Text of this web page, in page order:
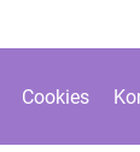
Cookies